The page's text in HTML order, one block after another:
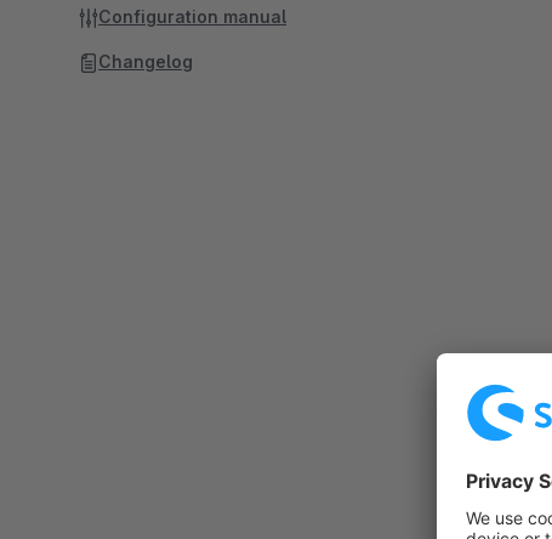
Configuration manual
Changelog